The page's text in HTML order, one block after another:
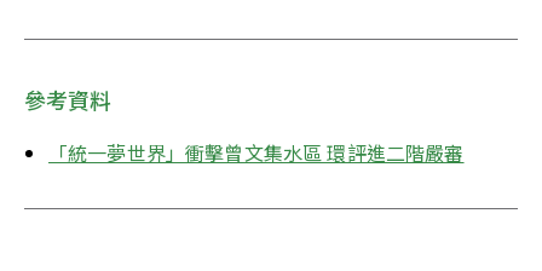
參考資料
「統一夢世界」衝擊曾文集水區 環評進二階嚴審